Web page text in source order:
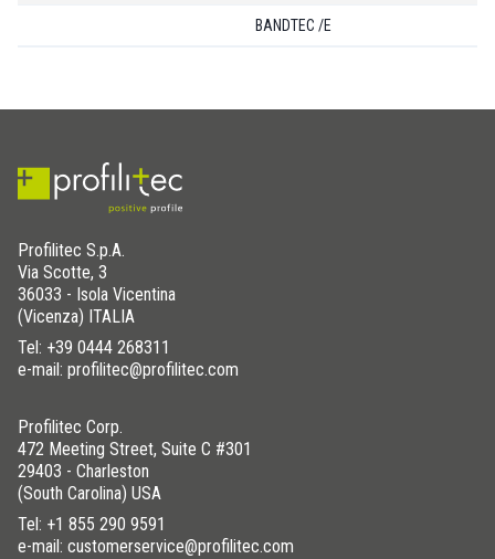
BANDTEC /E
Profilitec S.p.A.
Via Scotte, 3
36033 - Isola Vicentina
(Vicenza) ITALIA
Tel: +39 0444 268311
e-mail: profilitec@profilitec.com
Profilitec Corp.
472 Meeting Street, Suite C #301
29403 - Charleston
(South Carolina) USA
Tel: +1 855 290 9591
e-mail: customerservice@profilitec.com